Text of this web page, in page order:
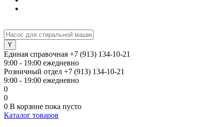
Единая справочная +7 (913) 134-10-21
9:00 - 19:00 ежедневно
Розничный отдел +7 (913) 134-10-21
9:00 - 19:00 ежедневно
0
0
0 В корзине пока пусто
Каталог товаров